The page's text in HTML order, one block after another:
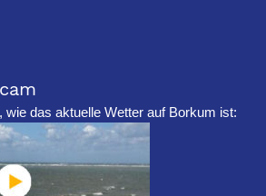
wie das aktuelle Wetter auf Borkum ist: